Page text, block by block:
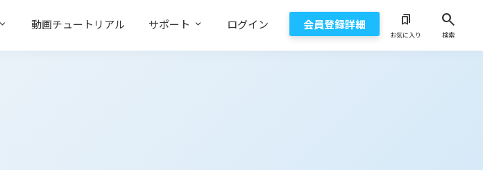
動画チュートリアル サポート ログイン 会員登録詳細 bookmarks
お気に入り
search
検索